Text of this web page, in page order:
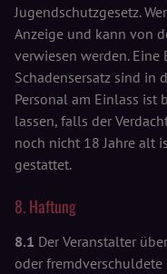
Jugendschutzgesetz.
Anzeige und kann von
verwiesen werden.
Schadensersatz sind in
Personal am Einlass ist
lassen, falls der
noch nicht 18 Jahre alt
gestattet.
8. Haftung
8.1 Der Veranstalter
oder fremdverschuldete